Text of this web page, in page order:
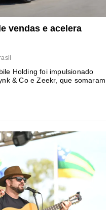
vendas e acelera
Holding foi impulsionado
& Co e Zeekr, que somaram